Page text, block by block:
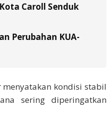
Caroll Senduk
Perubahan KUA-
kondisi stabil
sering diperingatkan